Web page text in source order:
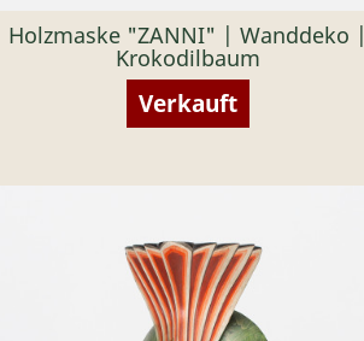
Holzmaske "ZANNI" | Wanddeko |
Krokodilbaum
Verkauft